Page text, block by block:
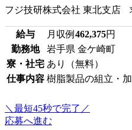
フジ技研株式会社 東北支店
給与 月収例 462,375円
勤務地
岩手県 金ケ崎町
寮・社宅 あり（無料）
仕事内容 樹脂製品の組立・
＼最短45秒で完了／
応募へ進む